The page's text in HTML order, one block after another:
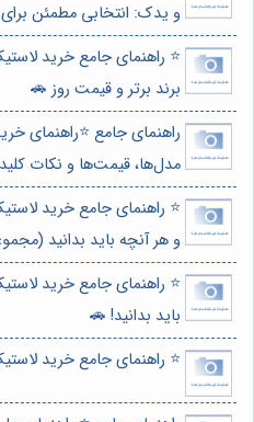
و یدک: انتخابی مطمئن
⭐️ راهنمای جامع خرید
برند برتر و قیمت روز 🚗
راهنمای جامع ⭐️راهنمای
مدل‌ها، قیمت‌ها و نکات
⭐️ راهنمای جامع خرید
و هر آنچه باید بدانید
⭐️ راهنمای جامع خرید
باید بدانید! 🚗
⭐️ راهنمای جامع خرید